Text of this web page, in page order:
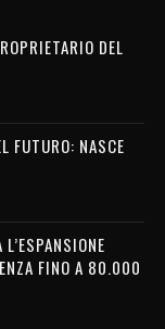
DEL
FUTURO: NASCE
FINO A 80.000